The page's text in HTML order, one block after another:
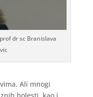
dr sc Branislava
Ali mnogi